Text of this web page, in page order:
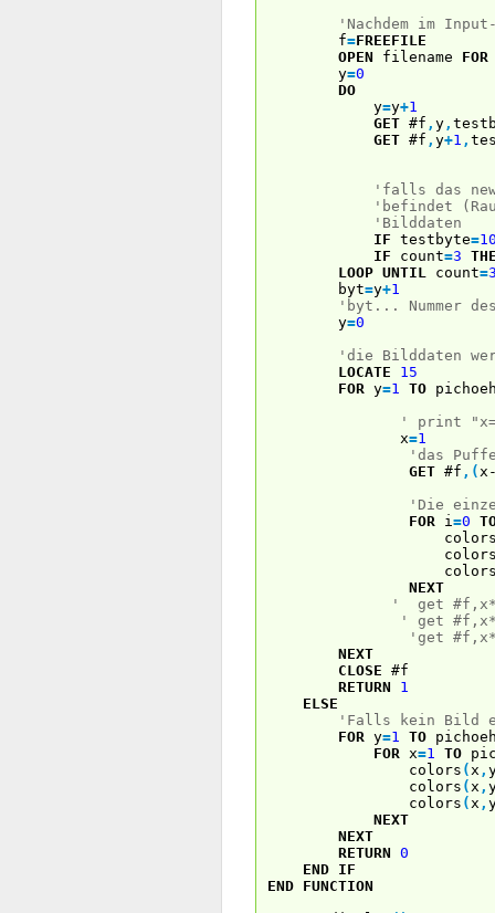
'Nachdem im
f=FREEFILE
OPEN filename FOR
y=0
DO
y=y+1
GET #f , y ,
GET #f , y+1 ,
'falls das
'befindet
'Bilddaten
IF testbyte=
IF count=3
LOOP UNTIL count=
byt=y+1
'byt... Nummer
y=0
'die Bilddaten
LOCATE
15
FOR y=1 TO
' print
x=1
'das
GET #f , (
'Die
FOR i =0
NEXT
' get
' get
'get
NEXT
CLOSE #f
RETURN
1
ELSE
'Falls kein Bild
FOR y=1 TO
FOR x=1 TO
colors ( x ,
colors ( x ,
colors ( x ,
NEXT
NEXT
RETURN 0
END IF
END FUNCTION